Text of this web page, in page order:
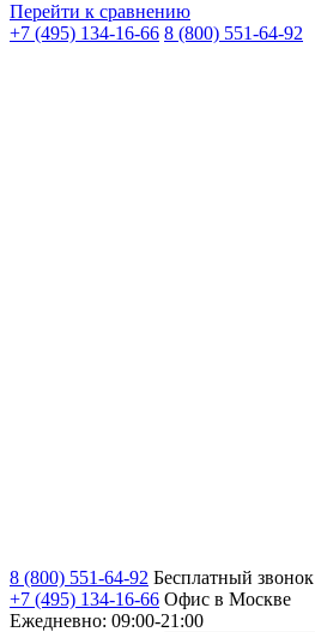
Перейти к сравнению
+7 (495) 134-16-66 8 (800) 551-64-92
8 (800) 551-64-92 Бесплатный звонок
+7 (495) 134-16-66 Офис в Москве
Ежедневно: 09:00-21:00